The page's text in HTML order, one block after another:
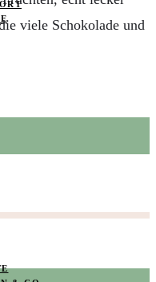
viele Schokolade und